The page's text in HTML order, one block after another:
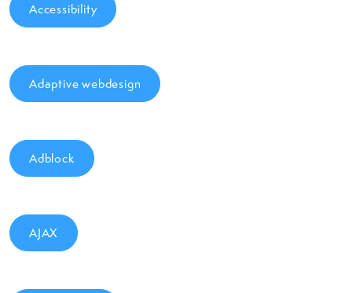
Accessibility
Adaptive webdesign
Adblock
AJAX